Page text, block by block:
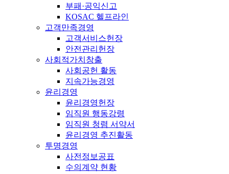
부패·공익신고
KOSAC 헬프라인
고객만족경영
고객서비스헌장
안전관리헌장
사회적가치창출
사회공헌 활동
지속가능경영
윤리경영
윤리경영헌장
임직원 행동강령
임직원 청렴 서약서
윤리경영 추진활동
투명경영
사전정보공표
수의계약 현황